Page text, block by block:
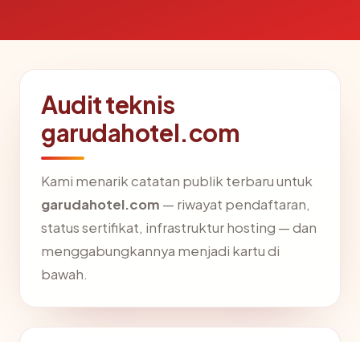
Audit teknis
garudahotel.com
Kami menarik catatan publik terbaru untuk
garudahotel.com — riwayat pendaftaran,
status sertifikat, infrastruktur hosting — dan
menggabungkannya menjadi kartu di
bawah.